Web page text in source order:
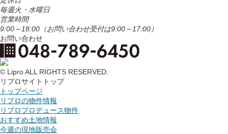
毎週火・水曜日
営業時間
9:00～18:00 （お問い合わせ受付は9:00～17:00）
お問い合わせ
© Lipro ALL RIGHTS RESERVED.
リプロサイトトップ
トップページ
リプロの物件情報
リプロプロデュース物件
おすすめ土地情報
今週の現地販売会